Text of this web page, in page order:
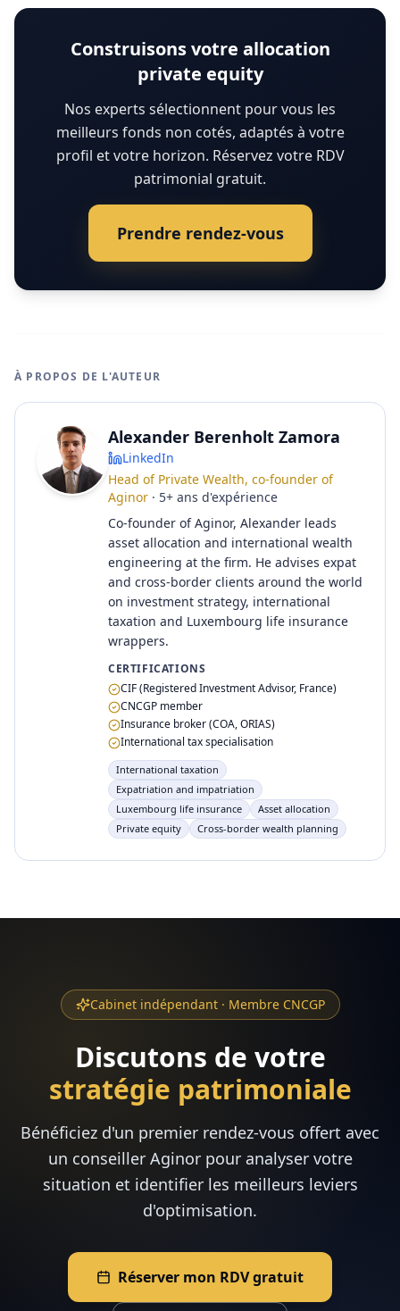
Construisons votre allocation
private equity
Nos experts sélectionnent pour vous les
meilleurs fonds non cotés, adaptés à votre
profil et votre horizon. Réservez votre RDV
patrimonial gratuit.
Prendre rendez-vous
À PROPOS DE L'AUTEUR
Alexander Berenholt Zamora
LinkedIn
Head of Private Wealth, co-founder of
Aginor · 5+ ans d'expérience
Co-founder of Aginor, Alexander leads
asset allocation and international wealth
engineering at the firm. He advises expat
and cross-border clients around the world
on investment strategy, international
taxation and Luxembourg life insurance
wrappers.
CERTIFICATIONS
CIF (Registered Investment Advisor, France)
CNCGP member
Insurance broker (COA, ORIAS)
International tax specialisation
International taxation
Expatriation and impatriation
Luxembourg life insurance
Asset allocation
Private equity
Cross-border wealth planning
Cabinet indépendant · Membre CNCGP
Discutons de votre
stratégie patrimoniale
Bénéficiez d'un premier rendez-vous offert avec
un conseiller Aginor pour analyser votre
situation et identifier les meilleurs leviers
d'optimisation.
Réserver mon RDV gratuit